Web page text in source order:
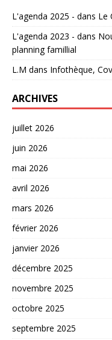
L'agenda 2025 - dans Le
L'agenda 2023 - dans
planning famillial
L.M dans Infothèque,
ARCHIVES
juillet 2026
juin 2026
mai 2026
avril 2026
mars 2026
février 2026
janvier 2026
décembre 2025
novembre 2025
octobre 2025
septembre 2025